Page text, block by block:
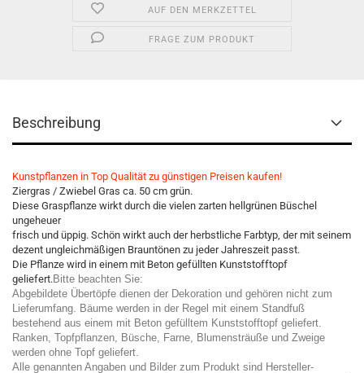
AUF DEN MERKZETTEL
FRAGE ZUM PRODUKT
Beschreibung
Kunstpflanzen in Top Qualität zu günstigen Preisen kaufen!
Ziergras / Zwiebel Gras ca. 50 cm grün.
Diese Graspflanze wirkt durch die vielen zarten hellgrünen Büschel
ungeheuer
frisch und üppig. Schön wirkt auch der herbstliche Farbtyp, der mit seinem
dezent ungleichmäßigen Brauntönen zu jeder Jahreszeit passt.
Die Pflanze wird in einem mit Beton gefüllten Kunststofftopf
geliefert.Bitte beachten Sie:
Abgebildete Übertöpfe dienen der Dekoration und gehören nicht zum
Lieferumfang. Bäume werden in der Regel mit einem Standfuß
bestehend aus einem mit Beton gefülltem Kunststofftopf geliefert.
Ranken, Topfpflanzen, Büsche, Farne, Blumensträuße und Zweige
werden ohne Topf geliefert.
Alle genannten Angaben und Bilder zum Produkt sind Hersteller-